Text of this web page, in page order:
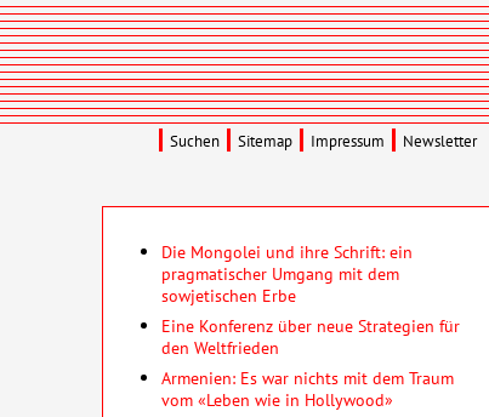
Die Mongolei und ihre Schrift: ein
pragmatischer Umgang mit dem
sowjetischen Erbe
Eine Konferenz über neue Strategien für
den Weltfrieden
Armenien: Es war nichts mit dem Traum
vom «Leben wie in Hollywood»
Suchen Sitemap Impressum Newsletter